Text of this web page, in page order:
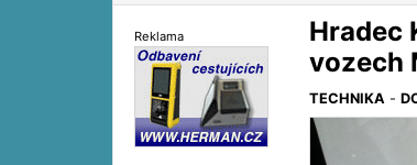
Reklama
Hradec
vozech
TECHNIKA -